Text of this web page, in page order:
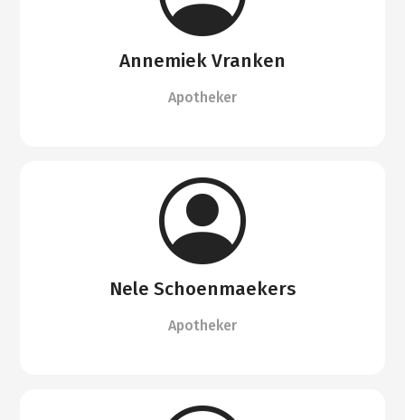
Annemiek Vranken
Apotheker
Nele Schoenmaekers
Apotheker